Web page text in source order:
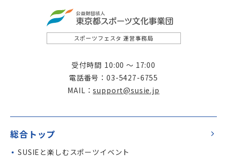
スポーツフェスタ 運営事務局
受付時間 10:00 ～ 17:00
電話番号
03-5427-6755
MAIL
support@susie.jp
総合トップ
SUSIE と楽しむスポーツイベント